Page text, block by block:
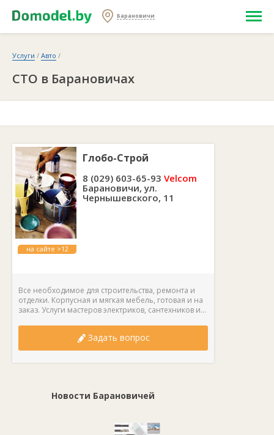
Барановичи
Услуги / Авто /
СТО в Барановичах
на сайте >12
Глобо-Строй
8 (029) 603-65-93 Velcom
Барановичи, ул.
Чернышевского, 11
Все необходимое для строительства, ремонта и
отделки. Корпусная и мягкая мебель, готовая и на
заказ. Услуги мастеров электриков, сантехников и...
Задать вопрос
Новости Барановичей